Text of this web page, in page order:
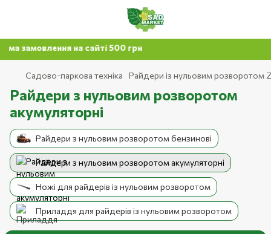
на сайті 500 грн
Садово-паркова техніка Райдери із нульовим розворотом
Райдери з нульовим розворотом
акумуляторні
Райдери з нульовим розворотом бензинові
Райдери з нульовим розворотом акумуляторні
Ножі для райдерів із нульовим розворотом
Приладдя для райдерів із нульовим розворотом